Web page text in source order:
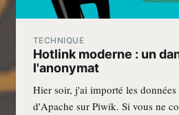
TECHNIQUE
Hotlink moderne : un
l'anonymat
Hier soir, j'ai importé les
d'Apache sur Piwik. Si vous ne